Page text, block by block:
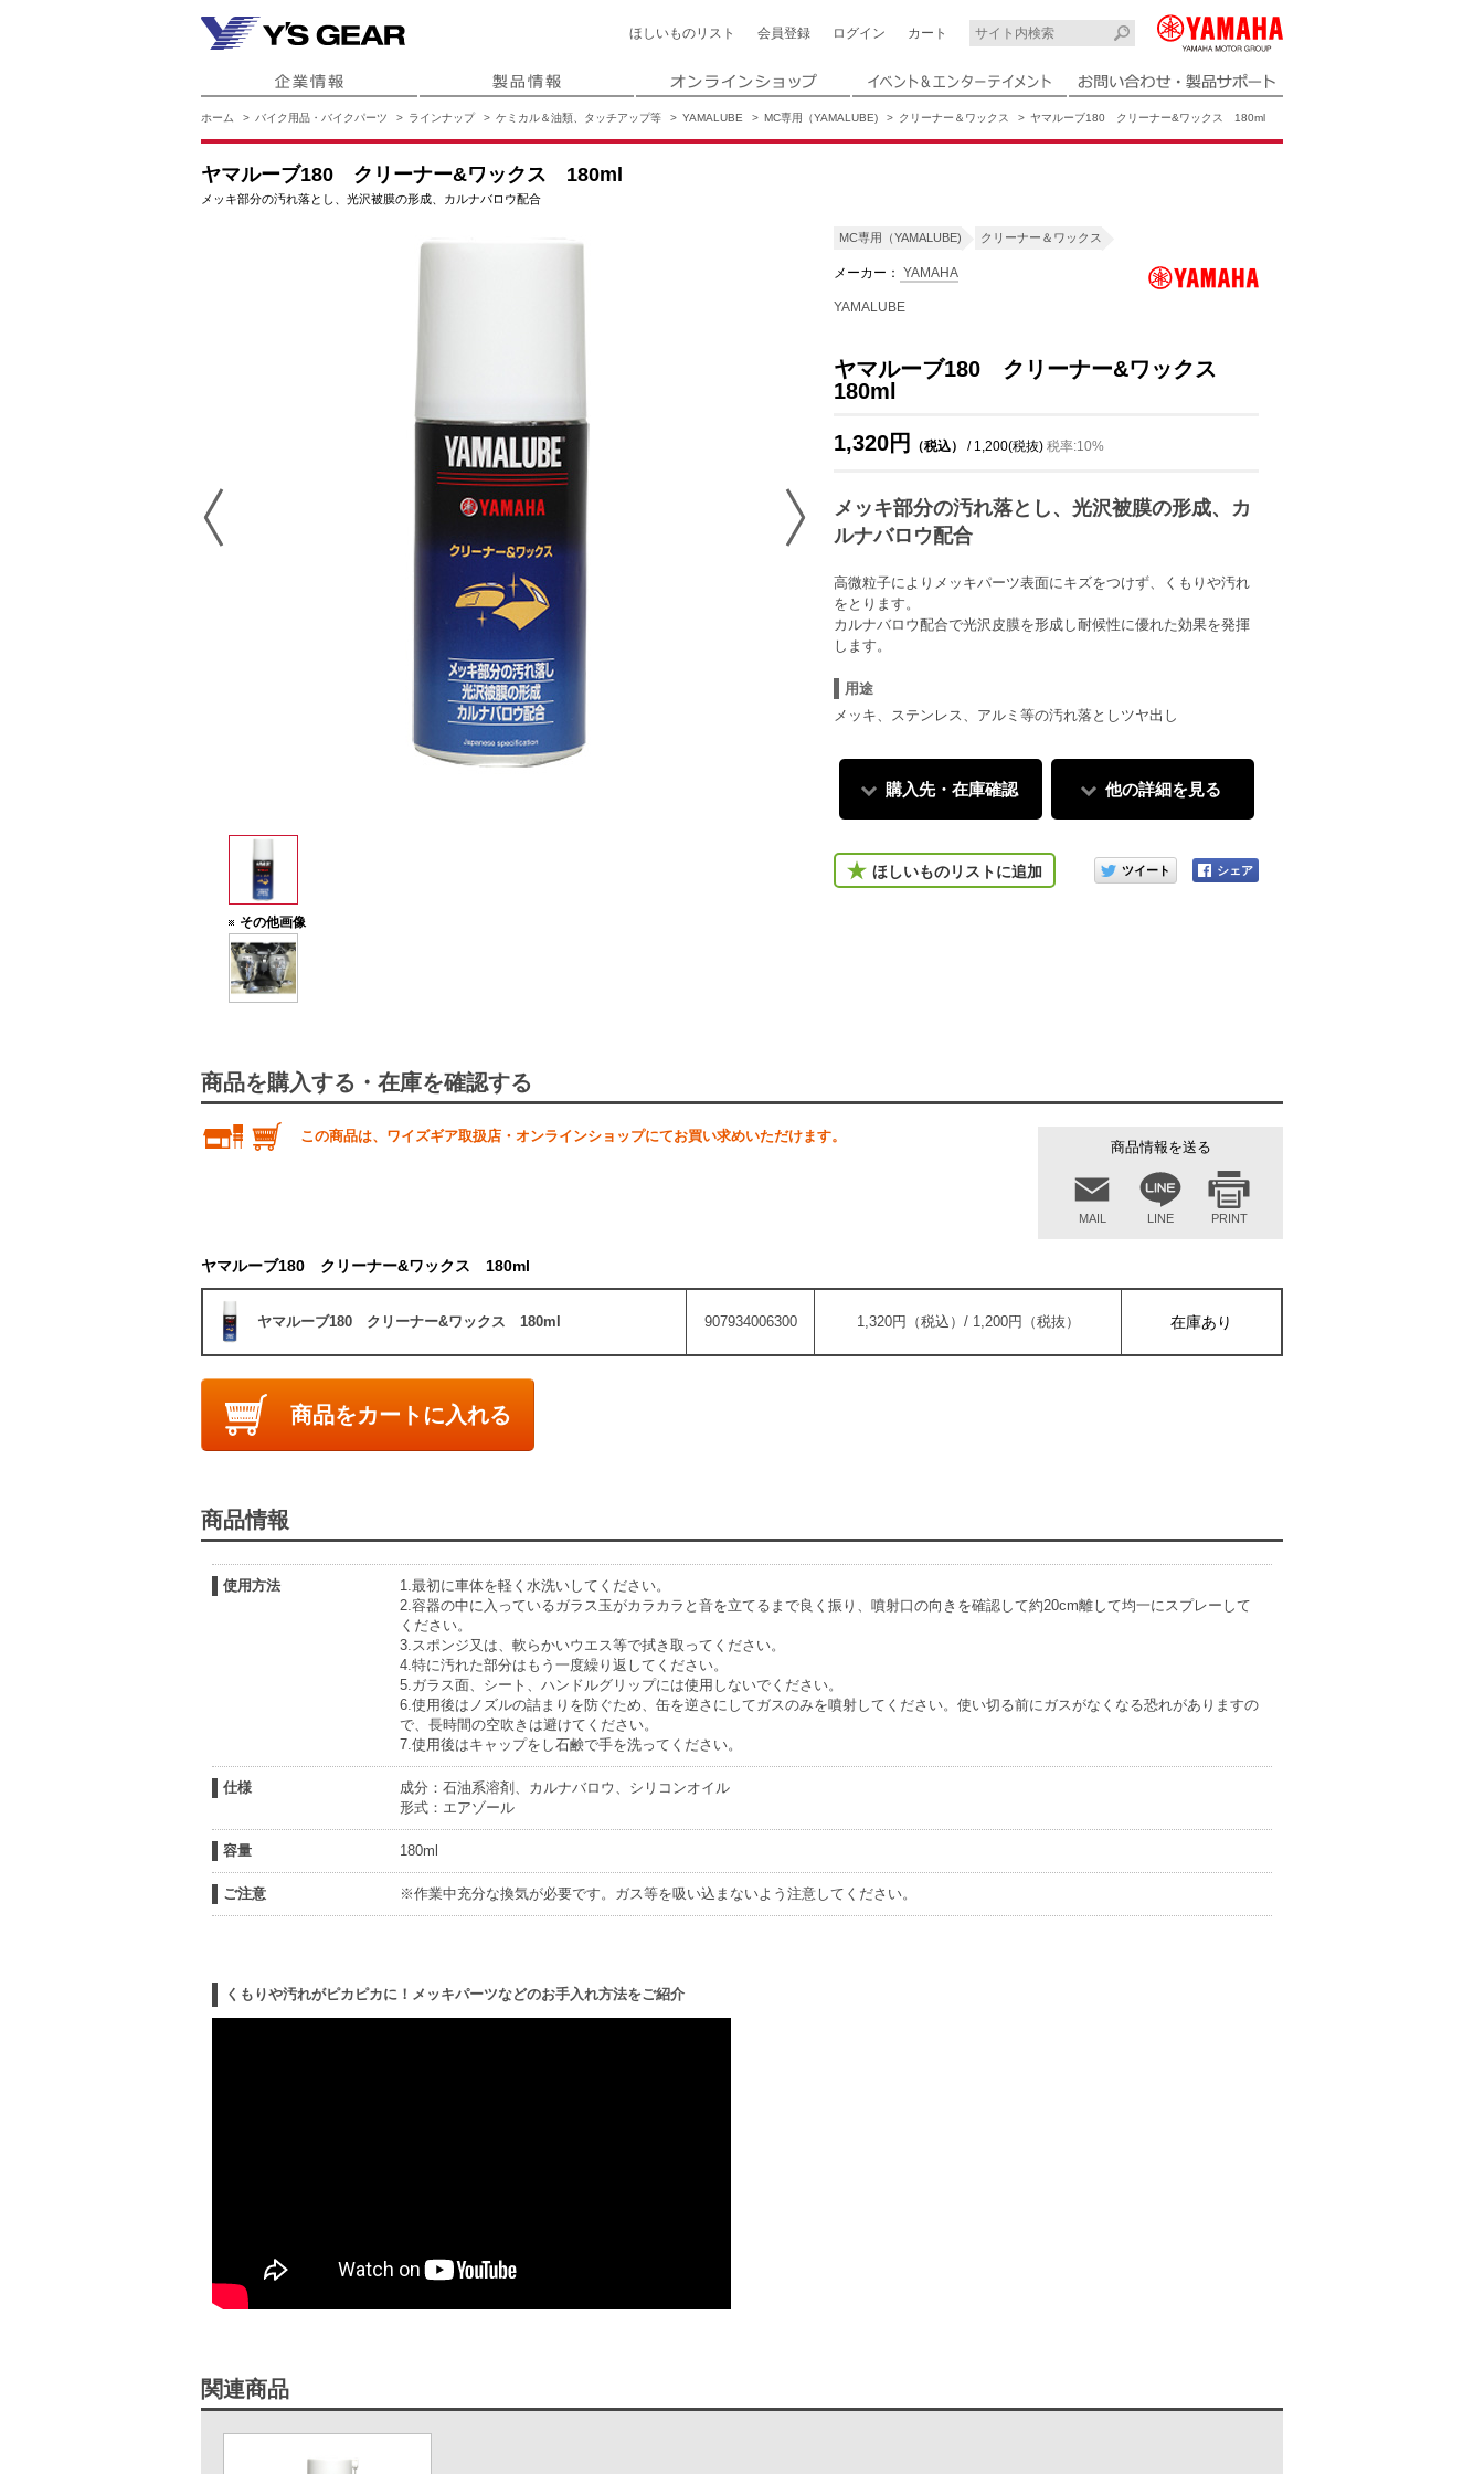
ほしいもの リスト 会員登録 ログイン カート
ホーム バイク用品・バイクパーツ ラインナップ ケミカル＆油類、タッチアップ等 YAMALUBE MC専用（YAMALUBE) クリーナー＆ワックス ヤマルーブ180 クリーナー&ワックス 180ml
ヤマルーブ180 クリーナー&ワックス 180ml
メッキ部分の汚れ落とし、光沢被膜の形成、カルナバロウ配合
MC専用（YAMALUBE) クリーナー＆ワックス
メーカー： YAMAHA
YAMALUBE
ヤマルーブ180 クリーナー&ワックス
180ml
1,320円 （税込） / 1,200(税抜) 税率:10%
メッキ部分の汚れ落とし、光沢被膜の形成、カ
ルナバロウ配合
高微粒子によりメッキパーツ表面にキズをつけず、くもりや汚れ
をとります。
カルナバロウ配合で光沢皮膜を形成し耐候性に優れた効果を発揮
します。
用途
メッキ、ステンレス、アルミ等の汚れ落としツヤ出し
購入先・在庫確認 他の詳細を見る
ほしいものリストに追加
このアイテムをシェアする
施工例
その他画像
商品を購入する・在庫を確認する
商品情報を送る
MAIL LINE PRINT
この商品は、ワイズギア取扱店・オンラインショップにてお買い求めいただけます。
ヤマルーブ180 クリーナー&ワックス 180ml
ヤマルーブ180 クリーナー&ワックス 180ml 907934006300 1,320円（税込）/ 1,200円（税抜） 在庫あり
商品をカートに入れる
商品情報
使用方法
1.最初に車体を軽く水洗いしてください。
2.容器の中に入っているガラス玉がカラカラと音を立てるまで良く振り、噴射口の向きを確認して約20cm離して均一にスプレーして
ください。
3.スポンジ又は、軟らかいウエス等で拭き取ってください。
4.特に汚れた部分はもう一度繰り返してください。
5.ガラス面、シート、ハンドルグリップには使用しないでください。
6.使用後はノズルの詰まりを防ぐため、缶を逆さにしてガスのみを噴射してください。使い切る前にガスがなくなる恐れがありますの
で、長時間の空吹きは避けてください。
7.使用後はキャップをし石鹸で手を洗ってください。
仕様
成分：石油系溶剤、カルナバロウ、シリコンオイル
形式：エアゾール
容量 180ml
ご注意 ※作業中充分な換気が必要です。ガス等を吸い込まないよう注意してください。
くもりや汚れがピカピカに！メッキパーツなどのお手入れ方法をご紹介
関連商品